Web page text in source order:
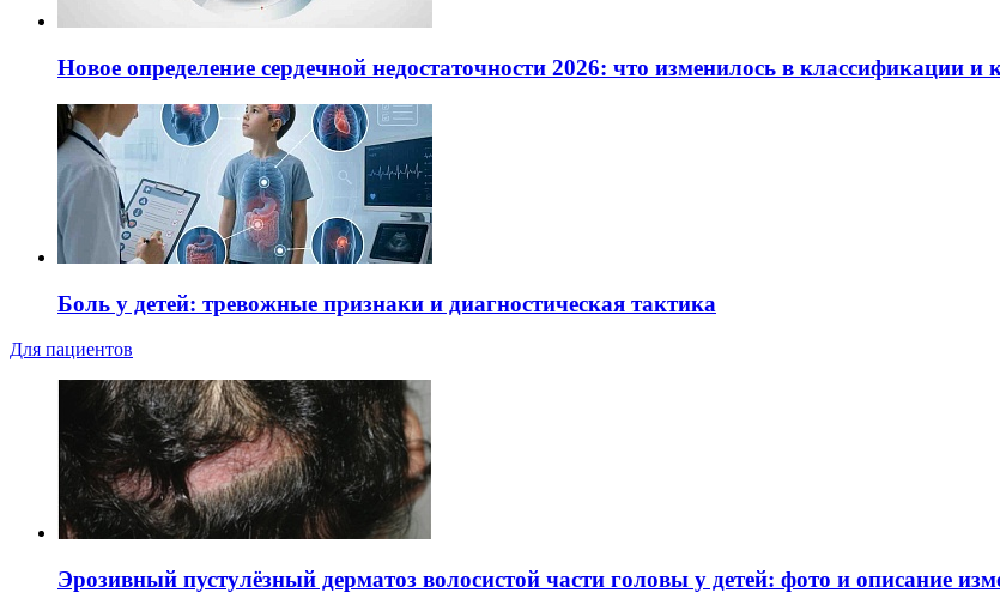
Новое определение сердечной недостаточности 2026: что изменилось в классификации и
Боль у детей: тревожные признаки и диагностическая тактика
Для пациентов
Эрозивный пустулёзный дерматоз волосистой части головы у детей: фото и описание